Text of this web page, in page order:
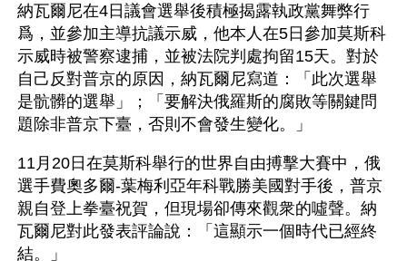
納瓦爾尼在4日議會選舉後積極揭露執政黨舞弊行
爲，並參加主導抗議示威，他本人在5日參加莫斯科
示威時被警察逮捕，並被法院判處拘留15天。對於
自己反對普京的原因，納瓦爾尼寫道：「此次選舉
是骯髒的選舉」；「要解決俄羅斯的腐敗等關鍵問
題除非普京下臺，否則不會發生變化。」
11月20日在莫斯科舉行的世界自由搏擊大賽中，俄
選手費奧多爾-葉梅利亞年科戰勝美國對手後，普京
親自登上拳臺祝賀，但現場卻傳來觀衆的噓聲。納
瓦爾尼對此發表評論說：「這顯示一個時代已經終
結。」